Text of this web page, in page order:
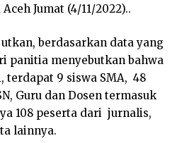
Jumat (4/11/2022)..
berdasarkan data yang
panitia menyebutkan bahwa
9 siswa SMA, 48
Guru dan Dosen termasuk
108 peserta dari jurnalis,
lainnya.